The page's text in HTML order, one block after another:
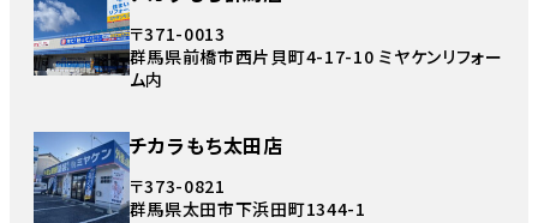
〒371-0013
群馬県前橋市西片貝町4-17-10 ミヤケンリフォー
ム内
チカラもち太田店
〒373-0821
群馬県太田市下浜田町1344-1